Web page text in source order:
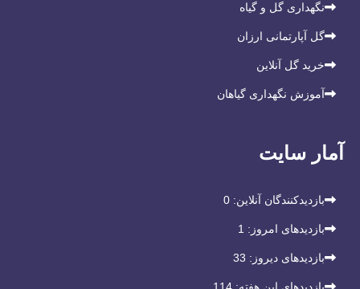
نگهداری گل و گیاه
گل آپارتمانی ارزان
خرید گل آنلاین
آموزش نگهداری گیاهان
آمار سایت
بازدیدکنندگان آنلاین: 0
بازدیدهای امروز: 1
بازدیدهای دیروز: 33